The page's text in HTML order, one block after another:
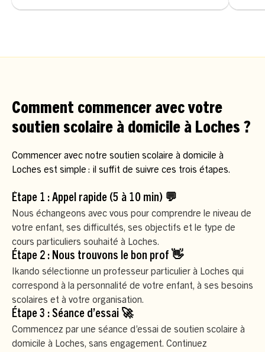
Comment commencer avec votre
soutien scolaire à domicile à Loches ?
Commencer avec notre soutien scolaire à domicile à
Loches est simple : il suffit de suivre ces trois étapes.
Étape 1 : Appel rapide (5 à 10 min) 💬
Nous échangeons avec vous pour comprendre le niveau de
votre enfant, ses difficultés, ses objectifs et le type de
cours particuliers souhaité à Loches.
Étape 2 : Nous trouvons le bon prof 👋
Ikando sélectionne un professeur particulier à Loches qui
correspond à la personnalité de votre enfant, à ses besoins
scolaires et à votre organisation.
Étape 3 : Séance d’essai 🚀
Commencez par une séance d’essai de soutien scolaire à
domicile à Loches, sans engagement. Continuez